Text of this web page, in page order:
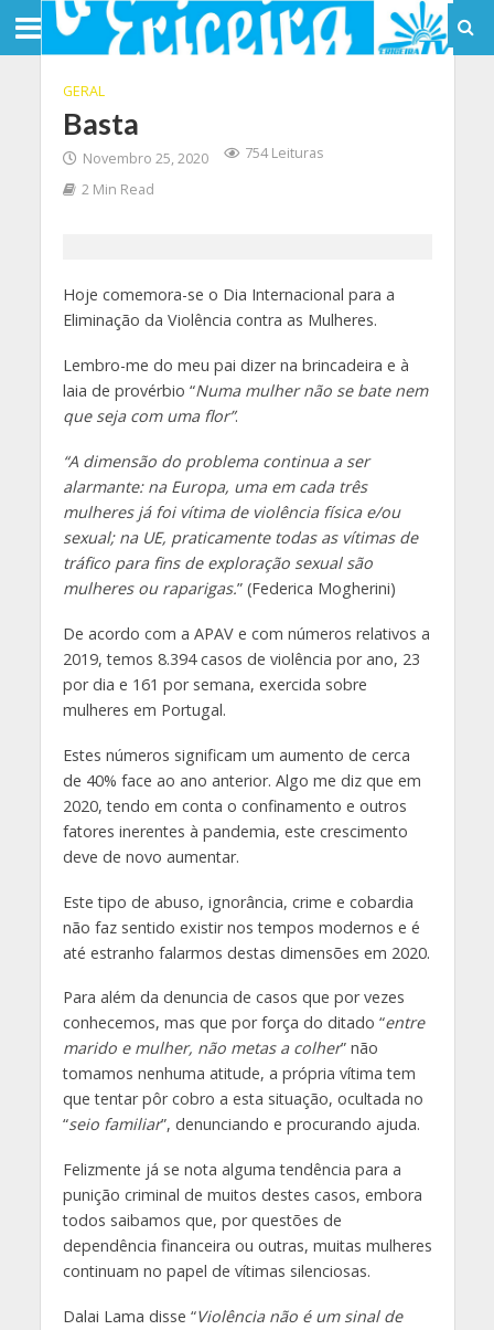
GERAL
Basta
Novembro 25, 2020
754 Leituras
2 Min Read
Hoje comemora-se o Dia Internacional para a
Eliminação da Violência contra as Mulheres.
Lembro-me do meu pai dizer na brincadeira e à
laia de provérbio “Numa mulher não se bate nem
que seja com uma flor”.
“A dimensão do problema continua a ser
alarmante: na Europa, uma em cada três
mulheres já foi vítima de violência física e/ou
sexual; na UE, praticamente todas as vítimas de
tráfico para fins de exploração sexual são
mulheres ou raparigas.” (Federica Mogherini)
De acordo com a APAV e com números relativos a
2019, temos 8.394 casos de violência por ano, 23
por dia e 161 por semana, exercida sobre
mulheres em Portugal.
Estes números significam um aumento de cerca
de 40% face ao ano anterior. Algo me diz que em
2020, tendo em conta o confinamento e outros
fatores inerentes à pandemia, este crescimento
deve de novo aumentar.
Este tipo de abuso, ignorância, crime e cobardia
não faz sentido existir nos tempos modernos e é
até estranho falarmos destas dimensões em 2020.
Para além da denuncia de casos que por vezes
conhecemos, mas que por força do ditado “entre
marido e mulher, não metas a colher” não
tomamos nenhuma atitude, a própria vítima tem
que tentar pôr cobro a esta situação, ocultada no
“seio familiar”, denunciando e procurando ajuda.
Felizmente já se nota alguma tendência para a
punição criminal de muitos destes casos, embora
todos saibamos que, por questões de
dependência financeira ou outras, muitas mulheres
continuam no papel de vítimas silenciosas.
Dalai Lama disse “Violência não é um sinal de